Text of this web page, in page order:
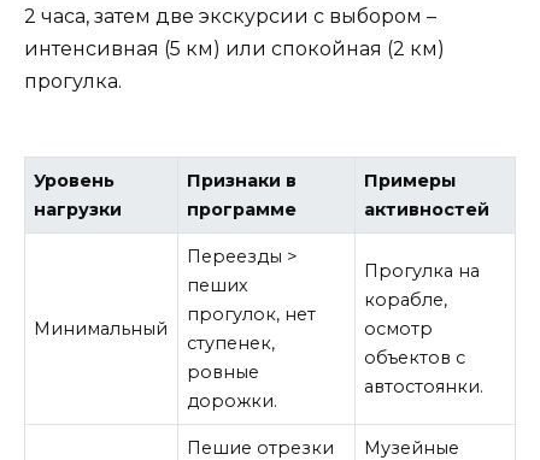
2 часа, затем две экскурсии с выбором –
интенсивная (5 км) или спокойная (2 км)
прогулка.
Уровень
нагрузки
Признаки в
программе
Примеры
активностей
Минимальный
Переезды >
пеших
прогулок, нет
ступенек,
ровные
дорожки.
Прогулка на
корабле,
осмотр
объектов с
автостоянки.
Пешие отрезки
Музейные